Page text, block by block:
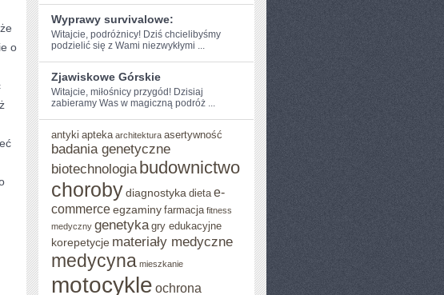
ZASTANAWIAMY
JAKIM
SPOSOBEM
ZWRÓCIMY,
KIEDY
WŁAŚCIWIE
NASTĄPI
o
Wyprawy survivalowe:
Witajcie, podróżnicy! Dziś chcielibyśmy
podzielić⁤ się z Wami niezwykłymi ...
Zjawiskowe Górskie
Witajcie, miłośnicy przygód! Dzisiaj
zabieramy Was w magiczną podróż ...
antyki apteka architektura asertywność
badania genetyczne
biotechnologia budownictwo
chorobydiagnostyka dieta e-
commerceegzaminy farmacja fitness
medyczny genetyka gry edukacyjne
korepetycje materiały medyczne
medycyna mieszkanie
motocykle ochrona